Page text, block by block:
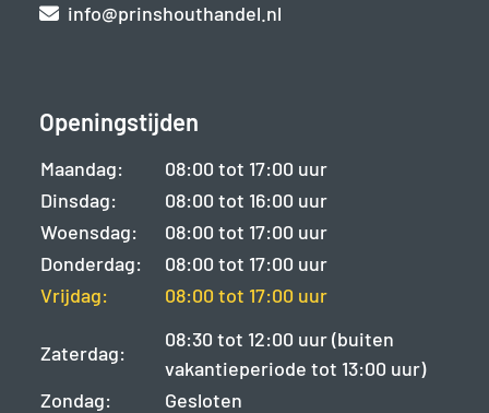
info@prinshouthandel.nl
Openingstijden
Maandag:
08:00 tot 17:00 uur
Dinsdag:
08:00 tot 16:00 uur
Woensdag:
08:00 tot 17:00 uur
Donderdag:
08:00 tot 17:00 uur
Vrijdag:
08:00 tot 17:00 uur
Zaterdag:
08:30 tot 12:00 uur (buiten
vakantieperiode tot 13:00 uur)
Zondag:
Gesloten